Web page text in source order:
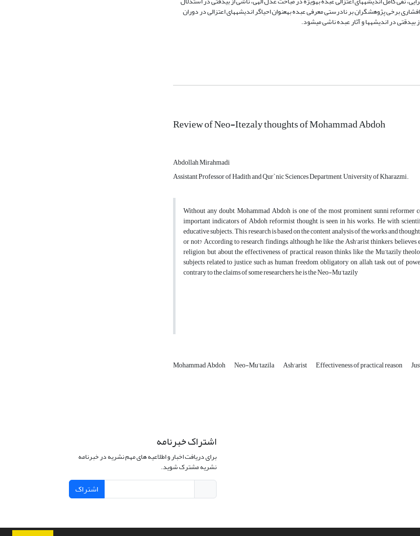
برخی پژوهشگران بر نادرستی معرفی عبده به‏عنوان احیاگر اندیشه‏های اعتزالی در دوران
بی‏دقتی در اندیشه‏ها و آثار عبده ناشی می‏شود.
Review of Neo-Itezaly thoughts of Mohammad Abdoh
Abdollah Mirahmadi
Assistant Professor of Hadith and Qur`nic Sciences Department, University of Kharazmi.
Without any doubt, Mohammad Abdoh is one of the most prominent sunni
important indicators of Abdoh reformist thought, is seen in his works. He with
educative subjects. This research is based on the content analysis of the works and
or not? According to research findings, although he like the Ash'arist thinkers
religion, but about the effectiveness of practical reason thinks like the Mu’tazily
subjects related to justice such as human freedom, obligatory on allah, task out of
contrary to the claims of some researchers, he is the Neo-Mu’tazily
Mohammad Abdoh Neo-Mu’tazila Ash'arist Effectiveness of practical reason
اشتراک خبرنامه
برای دریافت اخبار و اطلاعیه های مهم نشریه در خبرنامه
نشریه مشترک شوید.
اشتراک